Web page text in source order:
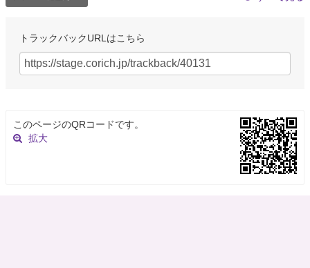
トラックバックURLはこちら
このページのQRコードです。
拡大